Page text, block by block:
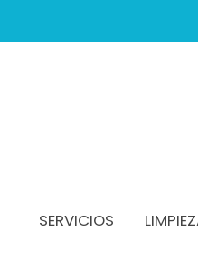
SERVICIOS